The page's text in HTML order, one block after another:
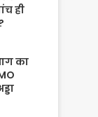
ही
का